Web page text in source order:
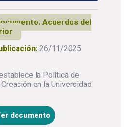
Acuerdos del
26/11/2025
la Política de
en la Universidad
documento